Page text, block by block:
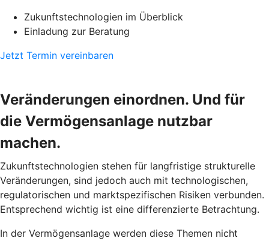
Zukunftstechnologien im Überblick
Einladung zur Beratung
Jetzt Termin vereinbaren
Veränderungen einordnen. Und für
die Vermögensanlage nutzbar
machen.
Zukunftstechnologien stehen für langfristige strukturelle
Veränderungen, sind jedoch auch mit technologischen,
regulatorischen und marktspezifischen Risiken verbunden.
Entsprechend wichtig ist eine differenzierte Betrachtung.
In der Vermögensanlage werden diese Themen nicht